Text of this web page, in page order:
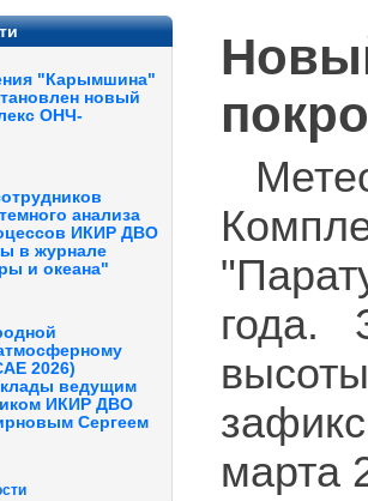
"Карымшина"
новый
ОНЧ-
анализа
ИКИР ДВО
в журнале
и океана"
2026)
ведущим
ИКИР ДВО
Сергеем
года.
марта